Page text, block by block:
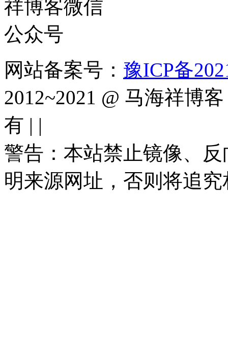
网站备案号： 豫ICP备
2012~2021 @ 马海祥博
有 | |
警告：本站禁止镜像、
明来源网址，否则将追